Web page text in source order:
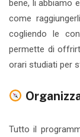
bene, li abbiamo
come
cogliendo le
permette di
orari studiati per
Tutto il